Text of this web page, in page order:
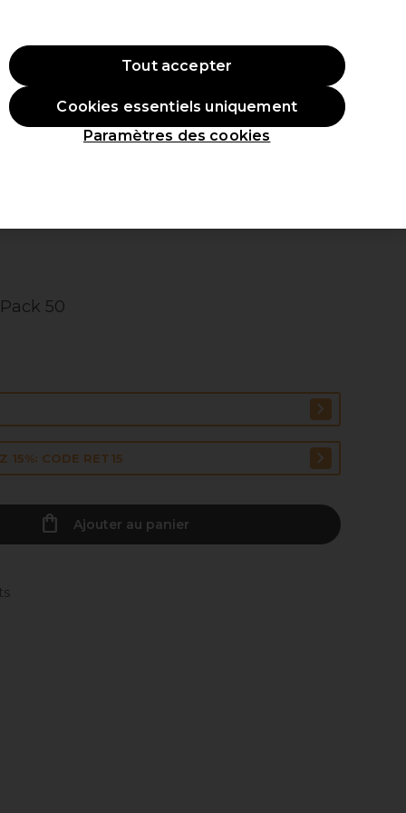
Se connecter
produits Inspirations Les Prix Professionnels
50
15%: CODE RET15
Ajouter au panier
Paramètres des cookies
Cookies essentiels uniquement
Tout accepter